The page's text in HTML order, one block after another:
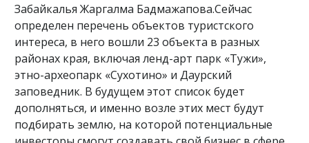
Забайкалья Жаргалма Бадмажапова.Сейчас
определен перечень объектов туристского
интереса, в него вошли 23 объекта в разных
районах края, включая ленд-арт парк «Тужи»,
этно-археопарк «Сухотино» и Даурский
заповедник. В будущем этот список будет
дополняться, и именно возле этих мест будут
подбирать землю, на которой потенциальные